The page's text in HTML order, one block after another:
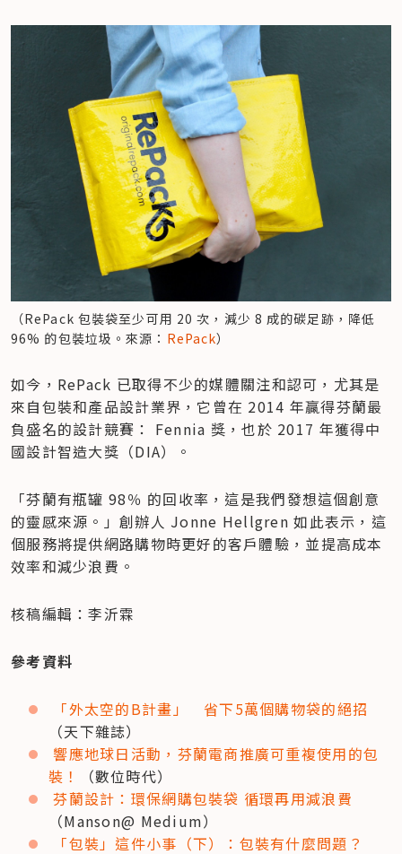
（RePack 包裝袋至少可用 20 次，減少 8 成的碳足跡，降低
96% 的包裝垃圾。來源： RePack）
如今，RePack 已取得不少的媒體關注和認可，尤其是
來自包裝和產品設計業界，它曾在 2014 年贏得芬蘭最
負盛名的設計競賽： Fennia 獎，也於 2017 年獲得中
國設計智造大獎（DIA）。
「芬蘭有瓶罐 98％ 的回收率，這是我們發想這個創意
的靈感來源。」創辦人 Jonne Hellgren 如此表示，這
個服務將提供網路購物時更好的客戶體驗，並提高成本
效率和減少浪費。
核稿編輯：李沂霖
參考資料
「外太空的B計畫」　省下5萬個購物袋的絕招
（天下雜誌）
響應地球日活動，芬蘭電商推廣可重複使用的包
裝！
（數位時代）
芬蘭設計：環保網購包裝袋 循環再用減浪費
（Manson@ Medium）
「包裝」這件小事（下）：包裝有什麼問題？